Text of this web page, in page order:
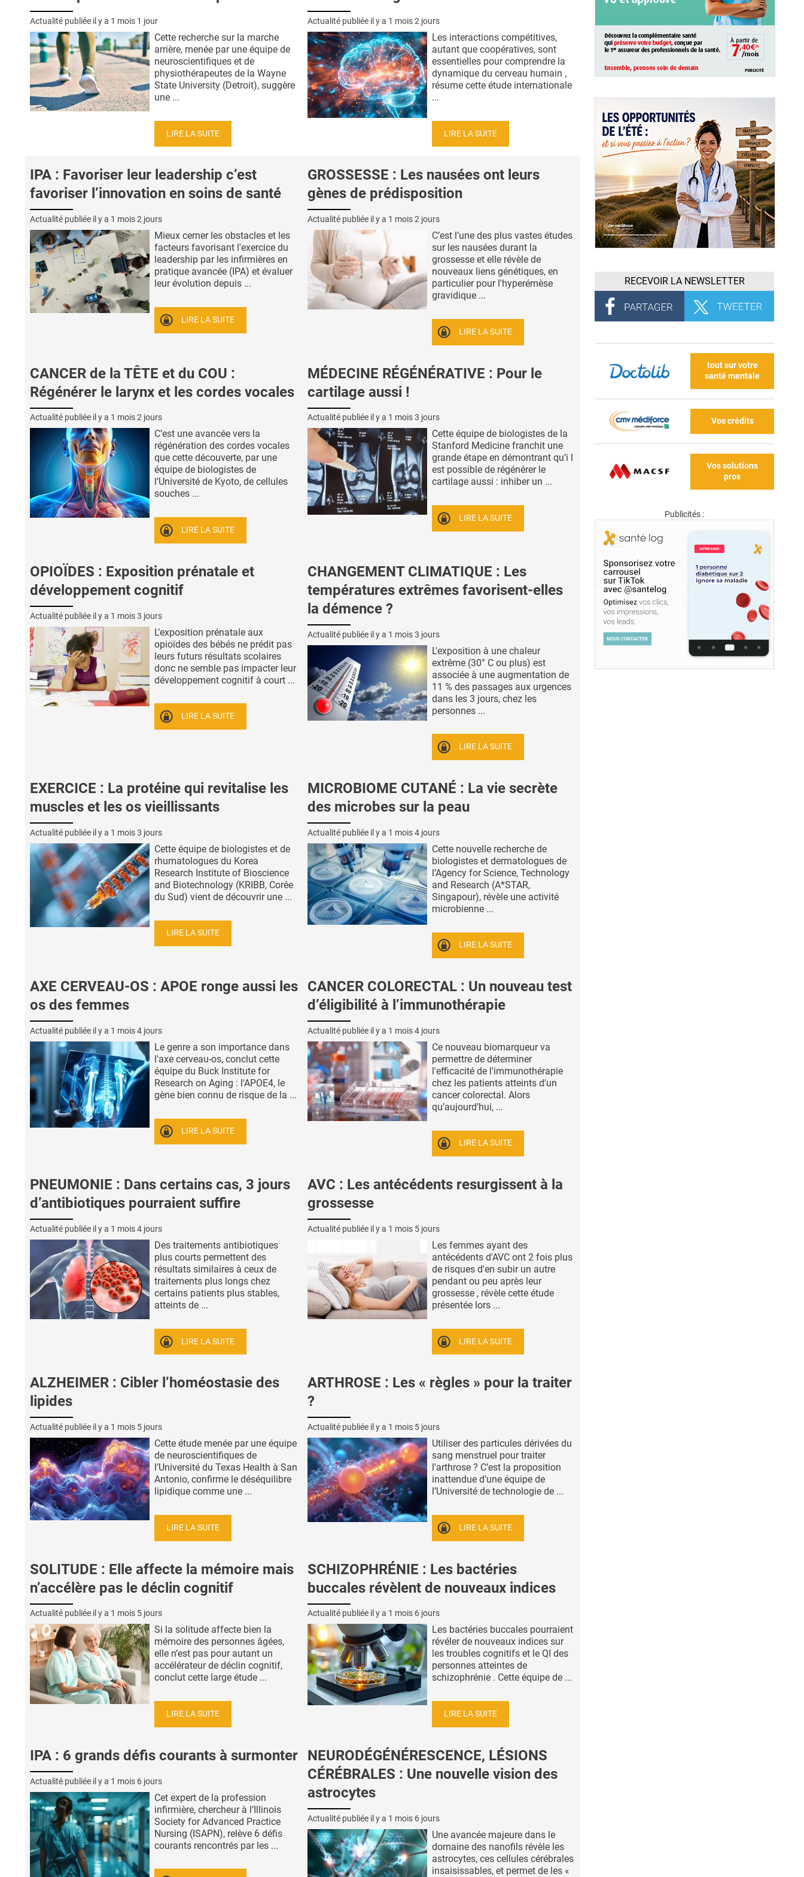
Actualité publiée il y a 1 mois 1 jour
Cette recherche sur la marche
arrière, menée par une équipe de
neuroscientifiques et de
physiothérapeutes de la Wayne
State University (Detroit), suggère
une ...
LIRE LA SUITE
Actualité publiée il y a 1 mois 2 jours
Les interactions compétitives,
autant que coopératives, sont
essentielles pour comprendre la
dynamique du cerveau humain ,
résume cette étude internationale
...
LIRE LA SUITE
IPA : Favoriser leur leadership c’est
favoriser l’innovation en soins de santé
Actualité publiée il y a 1 mois 2 jours
Mieux cerner les obstacles et les
facteurs favorisant l'exercice du
leadership par les infirmières en
pratique avancée (IPA) et évaluer
leur évolution depuis ...
LIRE LA SUITE
GROSSESSE : Les nausées ont leurs
gènes de prédisposition
Actualité publiée il y a 1 mois 2 jours
C’est l’une des plus vastes études
sur les nausées durant la
grossesse et elle révèle de
nouveaux liens génétiques, en
particulier pour l'hyperémèse
gravidique ...
LIRE LA SUITE
CANCER de la TÊTE et du COU :
Régénérer le larynx et les cordes vocales
Actualité publiée il y a 1 mois 2 jours
C’est une avancée vers la
régénération des cordes vocales
que cette découverte, par une
équipe de biologistes de
l’Université de Kyoto, de cellules
souches ...
LIRE LA SUITE
MÉDECINE RÉGÉNÉRATIVE : Pour le
cartilage aussi !
Actualité publiée il y a 1 mois 3 jours
Cette équipe de biologistes de la
Stanford Medicine franchit une
grande étape en démontrant qu’i l
est possible de régénérer le
cartilage aussi : inhiber un ...
LIRE LA SUITE
OPIOÏDES : Exposition prénatale et
développement cognitif
Actualité publiée il y a 1 mois 3 jours
L’exposition prénatale aux
opioïdes des bébés ne prédit pas
leurs futurs résultats scolaires
donc ne semble pas impacter leur
développement cognitif à court ...
LIRE LA SUITE
CHANGEMENT CLIMATIQUE : Les
températures extrêmes favorisent-elles
la démence ?
Actualité publiée il y a 1 mois 3 jours
L'exposition à une chaleur
extrême (30° C ou plus) est
associée à une augmentation de
11 % des passages aux urgences
dans les 3 jours, chez les
personnes ...
LIRE LA SUITE
EXERCICE : La protéine qui revitalise les
muscles et les os vieillissants
Actualité publiée il y a 1 mois 3 jours
Cette équipe de biologistes et de
rhumatologues du Korea
Research Institute of Bioscience
and Biotechnology (KRIBB, Corée
du Sud) vient de découvrir une ...
LIRE LA SUITE
MICROBIOME CUTANÉ : La vie secrète
des microbes sur la peau
Actualité publiée il y a 1 mois 4 jours
Cette nouvelle recherche de
biologistes et dermatologues de
l’Agency for Science, Technology
and Research (A*STAR,
Singapour), révèle une activité
microbienne ...
LIRE LA SUITE
AXE CERVEAU-OS : APOE ronge aussi les
os des femmes
Actualité publiée il y a 1 mois 4 jours
Le genre a son importance dans
l'axe cerveau-os, conclut cette
équipe du Buck Institute for
Research on Aging : l'APOE4, le
gène bien connu de risque de la ...
LIRE LA SUITE
CANCER COLORECTAL : Un nouveau test
d’éligibilité à l’immunothérapie
Actualité publiée il y a 1 mois 4 jours
Ce nouveau biomarqueur va
permettre de déterminer
l'efficacité de l'immunothérapie
chez les patients atteints d'un
cancer colorectal. Alors
qu’aujourd’hui, ...
LIRE LA SUITE
PNEUMONIE : Dans certains cas, 3 jours
d’antibiotiques pourraient suffire
Actualité publiée il y a 1 mois 4 jours
Des traitements antibiotiques
plus courts permettent des
résultats similaires à ceux de
traitements plus longs chez
certains patients plus stables,
atteints de ...
LIRE LA SUITE
AVC : Les antécédents resurgissent à la
grossesse
Actualité publiée il y a 1 mois 5 jours
Les femmes ayant des
antécédents d'AVC ont 2 fois plus
de risques d'en subir un autre
pendant ou peu après leur
grossesse , révèle cette étude
présentée lors ...
LIRE LA SUITE
ALZHEIMER : Cibler l’homéostasie des
lipides
Actualité publiée il y a 1 mois 5 jours
Cette étude menée par une équipe
de neuroscientifiques de
l’Université du Texas Health à San
Antonio, confirme le déséquilibre
lipidique comme une ...
LIRE LA SUITE
ARTHROSE : Les « règles » pour la traiter
?
Actualité publiée il y a 1 mois 5 jours
Utiliser des particules dérivées du
sang menstruel pour traiter
l'arthrose ? C’est la proposition
inattendue d’une équipe de
l’Université de technologie de ...
LIRE LA SUITE
SOLITUDE : Elle affecte la mémoire mais
n’accélère pas le déclin cognitif
Actualité publiée il y a 1 mois 5 jours
Si la solitude affecte bien la
mémoire des personnes âgées,
elle n’est pas pour autant un
accélérateur de déclin cognitif,
conclut cette large étude ...
LIRE LA SUITE
SCHIZOPHRÉNIE : Les bactéries
buccales révèlent de nouveaux indices
Actualité publiée il y a 1 mois 6 jours
Les bactéries buccales pourraient
révéler de nouveaux indices sur
les troubles cognitifs et le QI des
personnes atteintes de
schizophrénie . Cette équipe de ...
LIRE LA SUITE
IPA : 6 grands défis courants à surmonter
Actualité publiée il y a 1 mois 6 jours
Cet expert de la profession
infirmière, chercheur à l’Illinois
Society for Advanced Practice
Nursing (ISAPN), relève 6 défis
courants rencontrés par les ...
NEURODÉGÉNÉRESCENCE, LÉSIONS
CÉRÉBRALES : Une nouvelle vision des
astrocytes
Actualité publiée il y a 1 mois 6 jours
Une avancée majeure dans le
domaine des nanofils révèle les
astrocytes, ces cellules cérébrales
insaisissables, et permet de les «
RECEVOIR LA NEWSLETTER
tout sur votre
santé mentale
Vos crédits
Vos solutions
pros
Publicités :